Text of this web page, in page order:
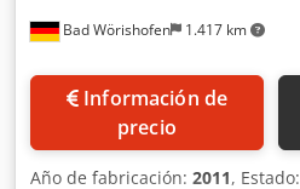
Bad Wörishofen 1.417 km
Información de
precio
Año de fabricación: 2011, Estado: